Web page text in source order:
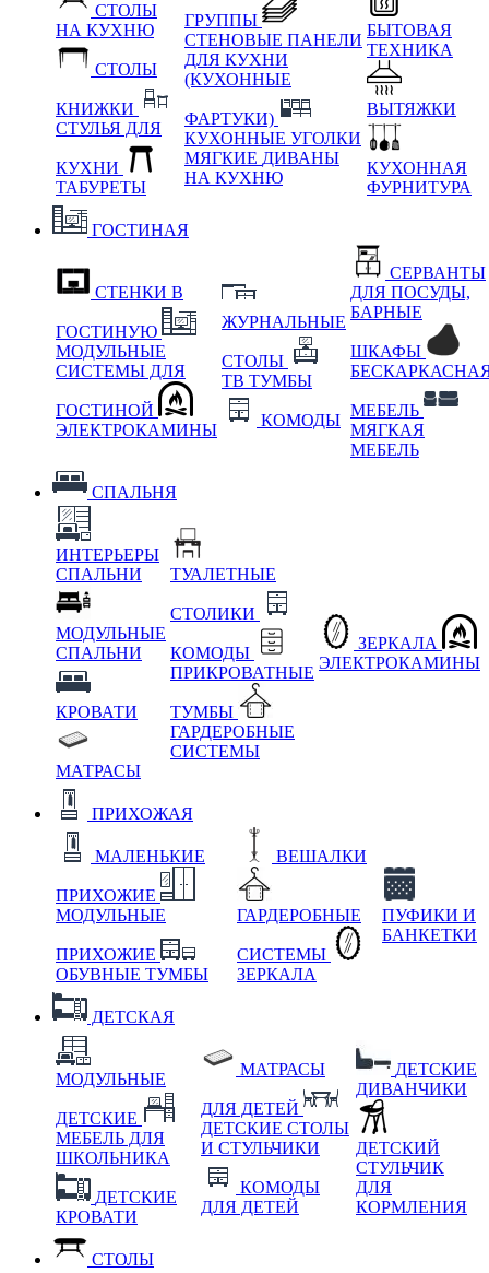
СТОЛЫ
НА КУХНЮ
СТОЛЫ
КНИЖКИ
СТУЛЬЯ ДЛЯ
КУХНИ
ТАБУРЕТЫ
ГРУППЫ
СТЕНОВЫЕ ПАНЕЛИ
ДЛЯ КУХНИ
(КУХОННЫЕ
ФАРТУКИ)
КУХОННЫЕ УГОЛКИ
МЯГКИЕ ДИВАНЫ
НА КУХНЮ
БЫТОВАЯ
ТЕХНИКА
ВЫТЯЖКИ
КУХОННАЯ
ФУРНИТУРА
ГОСТИНАЯ
СТЕНКИ В
ГОСТИНУЮ
МОДУЛЬНЫЕ
СИСТЕМЫ ДЛЯ
ГОСТИНОЙ
ЭЛЕКТРОКАМИНЫ
ЖУРНАЛЬНЫЕ
СТОЛЫ
ТВ ТУМБЫ
КОМОДЫ
СЕРВАНТЫ
ДЛЯ ПОСУДЫ,
БАРНЫЕ
ШКАФЫ
МЕБЕЛЬ
МЯГКАЯ
МЕБЕЛЬ
СПАЛЬНЯ
ИНТЕРЬЕРЫ
СПАЛЬНИ
МОДУЛЬНЫЕ
СПАЛЬНИ
КРОВАТИ
МАТРАСЫ
ТУАЛЕТНЫЕ
СТОЛИКИ
КОМОДЫ
ПРИКРОВАТНЫЕ
ТУМБЫ
ГАРДЕРОБНЫЕ
СИСТЕМЫ
ЗЕРКАЛА
ЭЛЕКТРОКАМИНЫ
ПРИХОЖАЯ
МАЛЕНЬКИЕ
ПРИХОЖИЕ
МОДУЛЬНЫЕ
ПРИХОЖИЕ
ОБУВНЫЕ ТУМБЫ
ВЕШАЛКИ
ГАРДЕРОБНЫЕ
СИСТЕМЫ
ЗЕРКАЛА
ПУФИКИ И
БАНКЕТКИ
ДЕТСКАЯ
МОДУЛЬНЫЕ
ДЕТСКИЕ
МЕБЕЛЬ ДЛЯ
ШКОЛЬНИКА
ДЕТСКИЕ
КРОВАТИ
МАТРАСЫ
ДЛЯ ДЕТЕЙ
ДЕТСКИЕ СТОЛЫ
И СТУЛЬЧИКИ
КОМОДЫ
ДЛЯ ДЕТЕЙ
ДЕТСКИЕ
ДИВАНЧИКИ
ДЕТСКИЙ
СТУЛЬЧИК
ДЛЯ
КОРМЛЕНИЯ
СТОЛЫ